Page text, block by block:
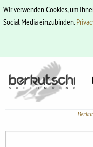
Wir verwenden Cookies, um
Social Media einzubinden.